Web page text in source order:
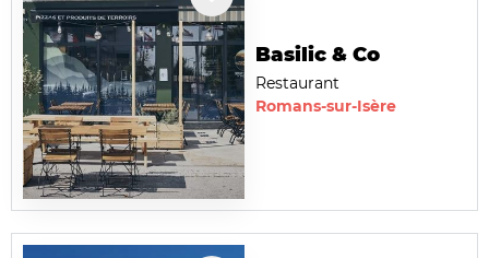
Basilic & Co
Restaurant
Romans-sur-Isère